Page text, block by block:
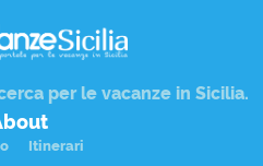
per le vacanze in Sicilia.
Itinerari